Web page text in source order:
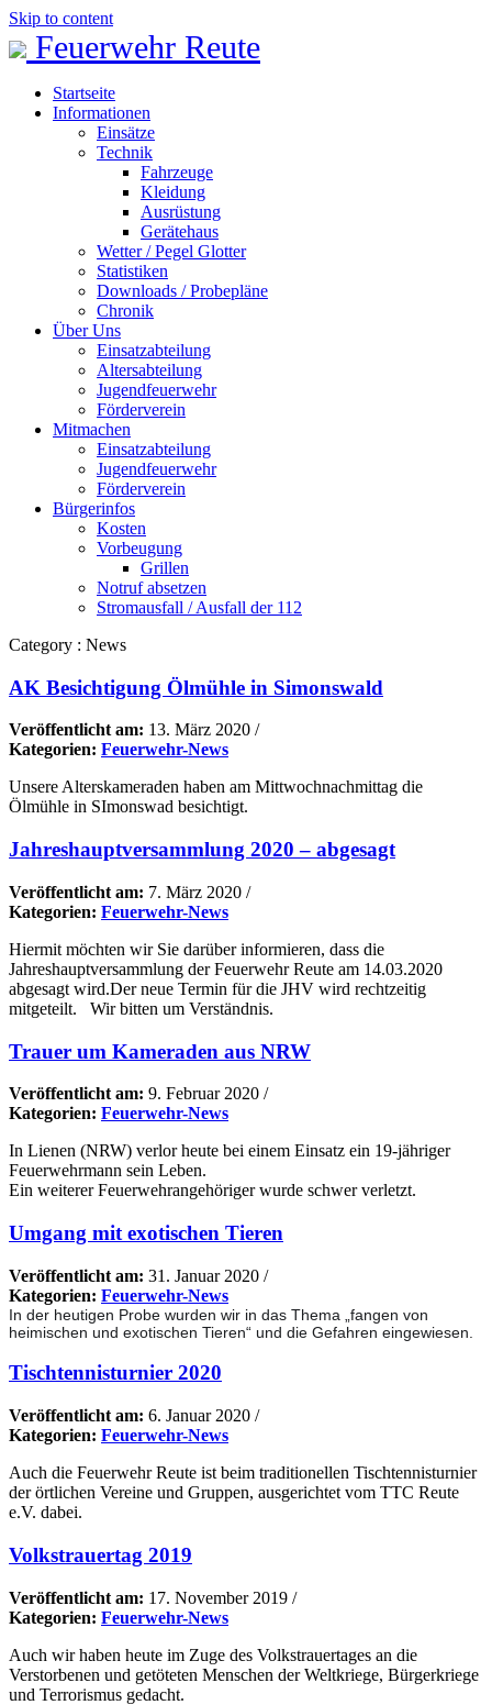
Skip to content
Feuerwehr Reute
Startseite
Informationen
Einsätze
Technik
Fahrzeuge
Kleidung
Ausrüstung
Gerätehaus
Wetter / Pegel Glotter
Statistiken
Downloads / Probepläne
Chronik
Über Uns
Einsatzabteilung
Altersabteilung
Jugendfeuerwehr
Förderverein
Mitmachen
Einsatzabteilung
Jugendfeuerwehr
Förderverein
Bürgerinfos
Kosten
Vorbeugung
Grillen
Notruf absetzen
Stromausfall / Ausfall der 112
Category : News
AK Besichtigung Ölmühle in Simonswald
Veröffentlicht am: 13. März 2020 /
Kategorien: Feuerwehr-News
Unsere Alterskameraden haben am Mittwochnachmittag die
Ölmühle in SImonswad besichtigt.
Jahreshauptversammlung 2020 – abgesagt
Veröffentlicht am: 7. März 2020 /
Kategorien: Feuerwehr-News
Hiermit möchten wir Sie darüber informieren, dass die
Jahreshauptversammlung der Feuerwehr Reute am 14.03.2020
abgesagt wird.Der neue Termin für die JHV wird rechtzeitig
mitgeteilt. Wir bitten um Verständnis.
Trauer um Kameraden aus NRW
Veröffentlicht am: 9. Februar 2020 /
Kategorien: Feuerwehr-News
In Lienen (NRW) verlor heute bei einem Einsatz ein 19-jähriger
Feuerwehrmann sein Leben.
Ein weiterer Feuerwehrangehöriger wurde schwer verletzt.
Umgang mit exotischen Tieren
Veröffentlicht am: 31. Januar 2020 /
Kategorien: Feuerwehr-News
In der heutigen Probe wurden wir in das Thema „fangen von
heimischen und exotischen Tieren“ und die Gefahren eingewiesen.
Tischtennisturnier 2020
Veröffentlicht am: 6. Januar 2020 /
Kategorien: Feuerwehr-News
Auch die Feuerwehr Reute ist beim traditionellen Tischtennisturnier
der örtlichen Vereine und Gruppen, ausgerichtet vom TTC Reute
e.V. dabei.
Volkstrauertag 2019
Veröffentlicht am: 17. November 2019 /
Kategorien: Feuerwehr-News
Auch wir haben heute im Zuge des Volkstrauertages an die
Verstorbenen und getöteten Menschen der Weltkriege, Bürgerkriege
und Terrorismus gedacht.